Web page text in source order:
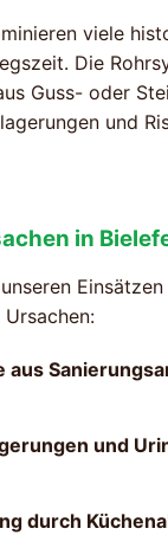
viele
Die
Guss- oder
und
in
aus
und
durch